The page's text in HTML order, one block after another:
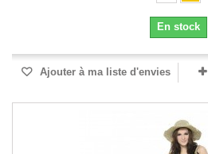
En stock
Ajouter à ma liste d'envies